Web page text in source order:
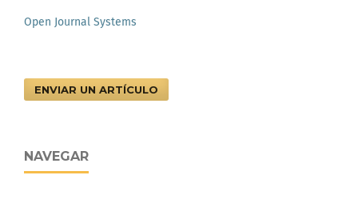
Open Journal Systems
ENVIAR UN ARTÍCULO
NAVEGAR